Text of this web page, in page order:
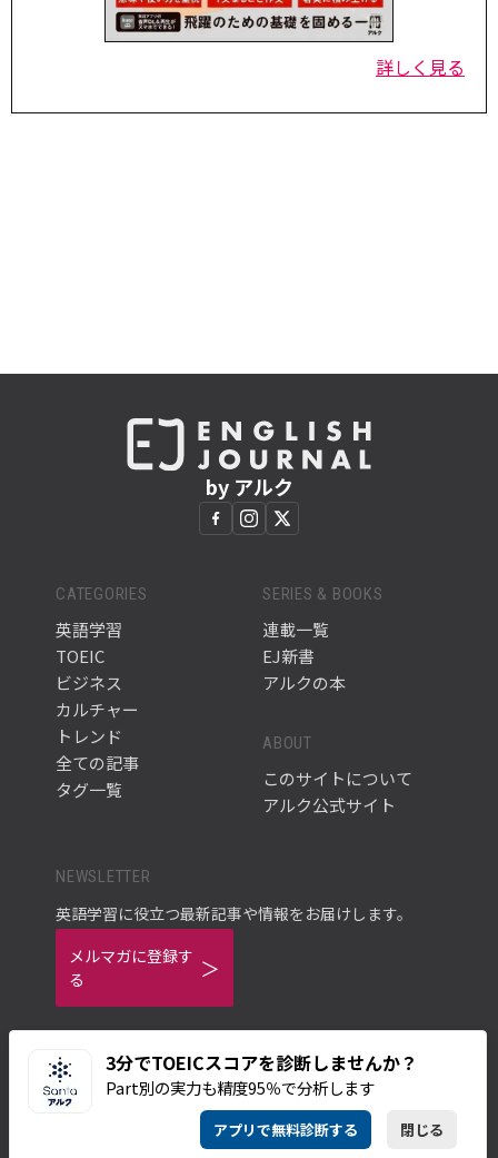
詳しく見る
3分でTOEICスコアを診断しませんか？
Part別の実力も精度95％で分析します
アプリで無料診断する 閉じる
by アルク
CATEGORIES
英語学習
TOEIC
ビジネス
カルチャー
トレンド
全ての記事
タグ一覧
SERIES & BOOKS
連載一覧
EJ新書
アルクの本
ABOUT
このサイトについて
アルク公式サイト
NEWSLETTER
英語学習に役立つ最新記事や情報をお届けします。
メルマガに登録す
る
プライバシーポリシー